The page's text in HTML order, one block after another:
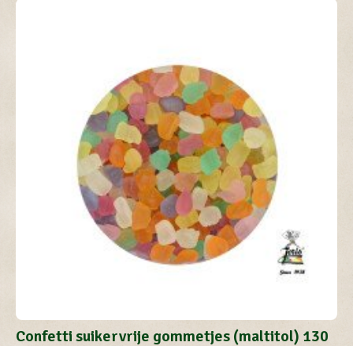
Confetti suikervrije gommetjes (maltitol) 130